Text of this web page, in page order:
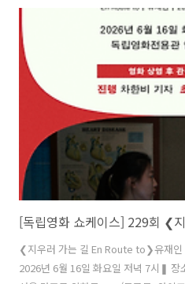
〈돌아온 금자씨〉는 배움과 가르침이
영향을 주고받는 과정임을 따뜻하게 그
아냈습니다. 〈칠순 게스트, 순자씨〉
의 몸과 삶을 새롭게 이해하고 배워가
의미를 섬세하게 보여주었습니다. 〈
실 이후의 회복 과..
❮지우러 가는 길 En Route to❯유재
2026년 6월 16일 화요일 저녁 7시❚ 장